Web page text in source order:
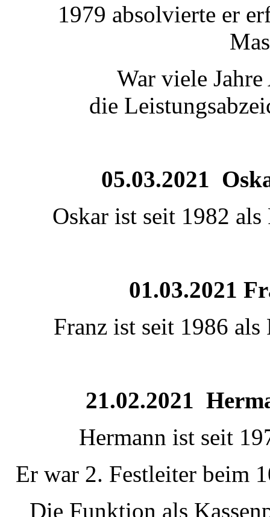
1979 absolvierte er
War viele
die
05.03.2021
Oskar ist seit 1982
01.03.2021
Franz ist seit 1986
21.02.2021
Hermann ist seit
Er war 2. Festleiter beim
Die Funktion als